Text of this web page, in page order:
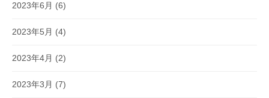
2023年6月 (6)
2023年5月 (4)
2023年4月 (2)
2023年3月 (7)